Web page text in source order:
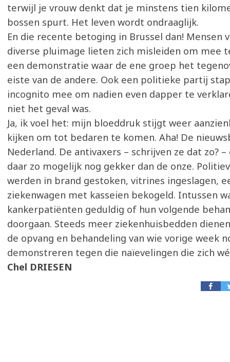
terwijl je vrouw denkt dat je minstens tien
bossen spurt. Het leven wordt ondraaglijk.
En die recente betoging in Brussel dan! Mensen
diverse pluimage lieten zich misleiden om mee
een demonstratie waar de ene groep het
eiste van de andere. Ook een politieke partij
incognito mee om nadien even dapper te
niet het geval was.
Ja, ik voel het: mijn bloeddruk stijgt weer
kijken om tot bedaren te komen. Aha! De
Nederland. De antivaxers – schrijven ze dat zo?
daar zo mogelijk nog gekker dan de onze.
werden in brand gestoken, vitrines ingeslagen,
ziekenwagen met kasseien bekogeld. Intussen
kankerpatiënten geduldig of hun volgende
doorgaan. Steeds meer ziekenhuisbedden
de opvang en behandeling van wie vorige week
demonstreren tegen die naïevelingen die zich
Chel DRIESEN